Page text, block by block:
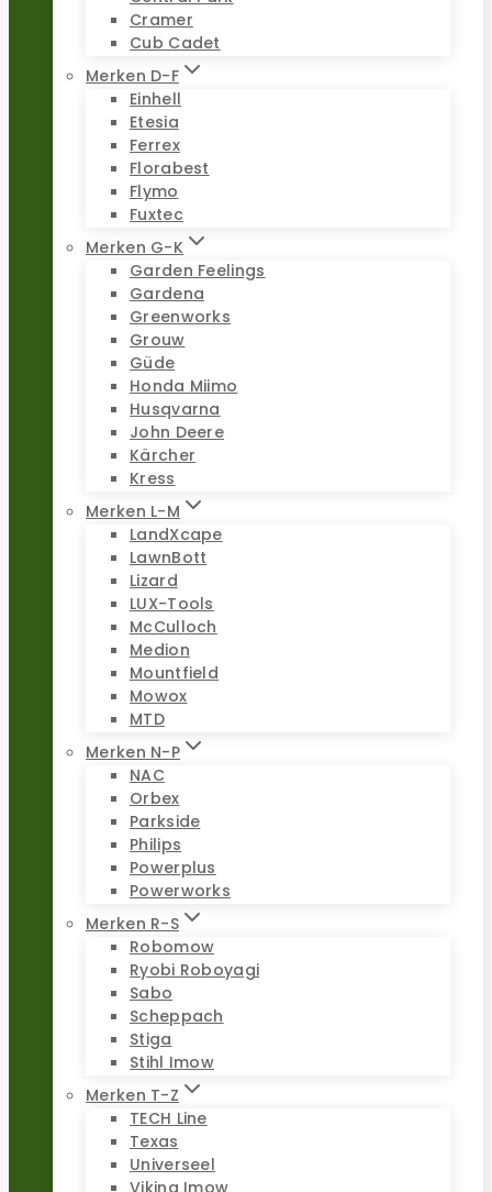
Cramer
Cub Cadet
Merken D-F
Einhell
Etesia
Ferrex
Florabest
Flymo
Fuxtec
Merken G-K
Garden Feelings
Gardena
Greenworks
Grouw
Güde
Honda Miimo
Husqvarna
John Deere
Kärcher
Kress
Merken L-M
LandXcape
LawnBott
Lizard
LUX-Tools
McCulloch
Medion
Mountfield
Mowox
MTD
Merken N-P
NAC
Orbex
Parkside
Philips
Powerplus
Powerworks
Merken R-S
Robomow
Ryobi Roboyagi
Sabo
Scheppach
Stiga
Stihl Imow
Merken T-Z
TECH Line
Texas
Universeel